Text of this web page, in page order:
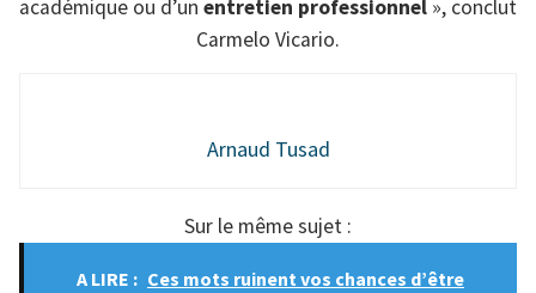
académique ou d’un entretien professionnel », conclut
Carmelo Vicario.
Arnaud Tusad
Sur le même sujet :
A LIRE : Ces mots ruinent vos chances d’être